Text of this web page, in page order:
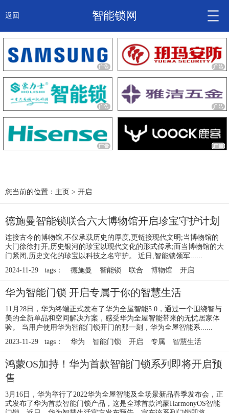
返回 智能锁网
智能锁头条
诚信企业
产品
大咖秀
锁信通
您当前的位置： 主页 > 开启
德施曼智能锁联合六大博物馆开启珍宝守护计划
连接古今的博物馆,不仅承载历史的厚度,更链接现代文明;当博物馆的
大门徐徐打开,历史银河的珍宝以现代文化的形式传承;而当博物馆的大
门紧闭,历史文化的珍宝以科技之名守护。 近日,智能锁领军......
2024-11-29 tags：
德施曼 智能锁 联合 博物馆 开启
华为智能门锁 开启专属于你的智慧生活
11月28日，华为终端正式发布了华为全屋智能5.0，通过一个围绕智与
美的全新单品和空间解决方案，感受华为全屋智能带来的无忧居家体
验。 当用户使用华为智能门锁开门的那一刻，华为全屋智能系......
2023-11-29 tags：
华为 智能门锁 开启 专属 智慧生活
鸿蒙OS加持！华为首款智能门锁系列即将开启预
售
3月16日，华为举行了2022华为全屋智能及全场景新品春季发布会，正
式发布了华为首款智能门锁产品，这是全球首款鸿蒙HarmonyOS智能